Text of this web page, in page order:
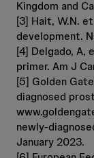
Kingdom and
[3] Hait, W.N.
development.
[4] Delgado, A,
primer. Am J
[5] Golden
diagnosed
newly-
January 2023.